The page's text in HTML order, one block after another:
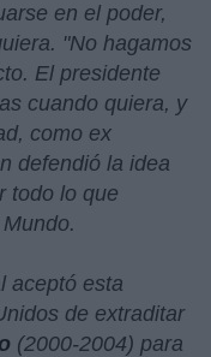
en el poder,
"No hagamos
El presidente
cuando quiera, y
como ex
defendió la idea
todo lo que
aceptó esta
de extraditar
(2000-2004) para